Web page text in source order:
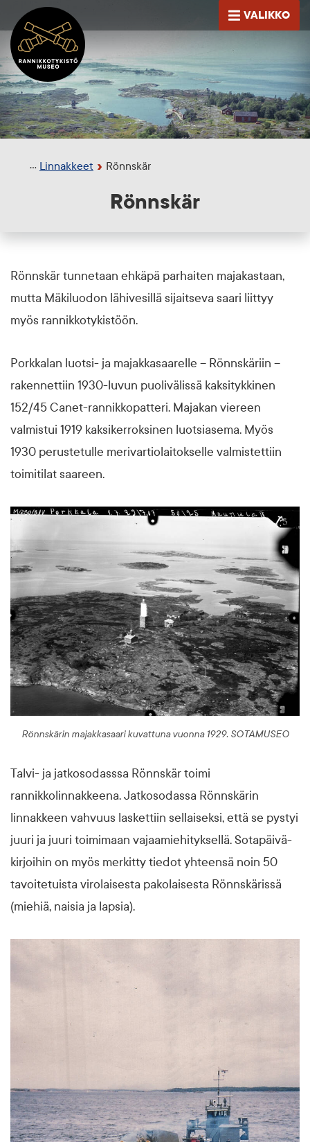
Siirry sisältöön
Etusivu AVAA
VALIKKO
Linnakkeet Rönnskär
Rönnskär
Rönnskär tunnetaan ehkäpä parhaiten majakastaan,
mutta Mäkiluodon lähivesillä sijaitseva saari liittyy
myös rannikkotykistöön.
Porkkalan luotsi- ja majakkasaarelle – Rönnskäriin –
rakennettiin 1930-luvun puolivälissä kaksitykkinen
152/45 Canet-rannikkopatteri. Majakan viereen
valmistui 1919 kaksiker­rok­sinen luotsiasema. Myös
1930 perustetulle merivartiolaitokselle valmistettiin
toimitilat saareen.
Rönnskärin majakkasaari kuvattuna vuonna 1929. SOTAMUSEO
Talvi- ja jatkosodasssa Rönnskär toimi
rannikkolinnakkeena. Jatkosodassa Rönnskärin
linnakkeen vahvuus laskettiin sellaiseksi, että se pys­tyi
juuri ja juuri toimimaan vajaamiehityksellä. Sota­päivä­
kirjoihin on myös merkitty tiedot yhteensä noin 50
tavoitetuista virolaisesta pakolaisesta Rönnskärissä
(miehiä, naisia ja lapsia).